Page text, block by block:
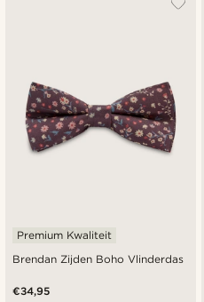
Brendan Zijden Boho Vlinderdas
Premium Kwaliteit
€34,95